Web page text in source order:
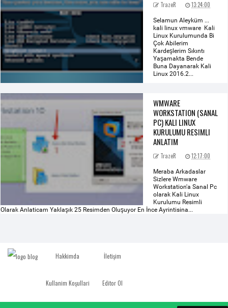
TrazeR 13:24:00
Selamun Aleyküm ...
kali linux vmware Kali
Linux Kurulumunda Bi
Çok Abilerim
Kardeşlerim Sıkıntı
Yaşamakta Bende
Buna Dayanarak Kali
Linux 2016.2...
WMWARE
WORKSTATION (SANAL
PC) KALI LINUX
KURULUMU RESIMLI
ANLATIM
TrazeR 12:17:00
Meraba Arkadaslar
Sizlere Wmware
Workstation'a Sanal Pc
olarak Kali Linux
Kurulumu Resimli
Olarak Anlaticam Yaklaşık 25 Resimden Oluşuyor En İnce Ayrintisina...
Hakkimda İletişim
Kullanim Koşullari Editor Ol